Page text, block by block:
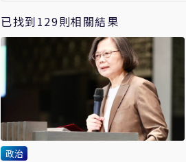
已找到129則相關結果
政治